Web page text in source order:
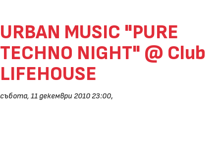
URBAN MUSIC "PURE
TECHNO NIGHT" @ Club
LIFEHOUSE
събота, 11 декември 2010 23:00,